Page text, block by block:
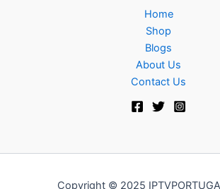
Home
Shop
Blogs
About Us
Contact Us
Copyright © 2025